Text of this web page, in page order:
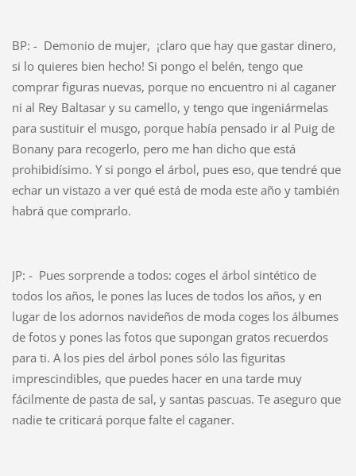
BP: - Demonio de mujer, ¡claro que hay que gastar dinero,
si lo quieres bien hecho! Si pongo el belén, tengo que
comprar figuras nuevas, porque no encuentro ni al caganer
ni al Rey Baltasar y su camello, y tengo que ingeniármelas
para sustituir el musgo, porque había pensado ir al Puig de
Bonany para recogerlo, pero me han dicho que está
prohibidísimo. Y si pongo el árbol, pues eso, que tendré que
echar un vistazo a ver qué está de moda este año y también
habrá que comprarlo.
JP: - Pues sorprende a todos: coges el árbol sintético de
todos los años, le pones las luces de todos los años, y en
lugar de los adornos navideños de moda coges los álbumes
de fotos y pones las fotos que supongan gratos recuerdos
para ti. A los pies del árbol pones sólo las figuritas
imprescindibles, que puedes hacer en una tarde muy
fácilmente de pasta de sal, y santas pascuas. Te aseguro que
nadie te criticará porque falte el caganer.